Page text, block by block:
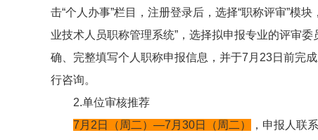
击“个人办事”栏目，注册登录后，选择“职称评审”模
业技术人员职称管理系统”，选择拟申报专业的评审
确、完整填写个人职称申报信息，并于7月23日前完
行咨询。
2.单位审核推荐
7月2日（周二）—7月30日（周二）
，申报人联